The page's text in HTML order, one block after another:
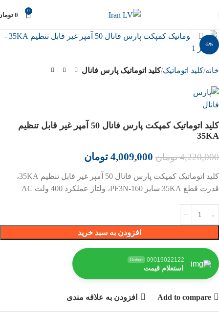
0
0
-5%
بزرگنمایی تصویر
خانه کلید اتوماتیک کلید اتوماتیک پارس فانال
کلید اتوماتیک کمپکت پارس فانال 50 آمپر غیر قابل تنظیم
35KA
4,220,000 تومان 4,009,000 تومان
کلید اتوماتیک کمپکت پارس فانال 50 آمپر غیر قابل تنظیم 35KA،
قدرت قطع 35KA سایز PF3N-160، ولتاژ عملکرد 400 ولت AC
افزودن به سبد خرید
09019022122
Online
استعلام قیمت
Add to compare افزودن به علاقه مندی